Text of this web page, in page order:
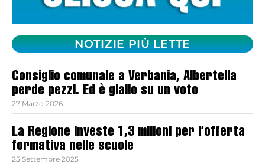
NOTIZIE PIÙ LETTE
Consiglio comunale a Verbania, Albertella
perde pezzi. Ed è giallo su un voto
27 Marzo 2026
La Regione investe 1,3 milioni per l’offerta
formativa nelle scuole
25 Settembre 2025